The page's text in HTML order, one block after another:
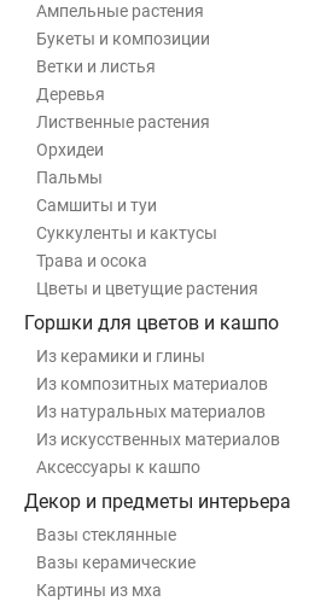
Ампельные растения
Букеты и композиции
Ветки и листья
Деревья
Лиственные растения
Орхидеи
Пальмы
Самшиты и туи
Суккуленты и кактусы
Трава и осока
Цветы и цветущие растения
Горшки для цветов и кашпо
Из керамики и глины
Из композитных материалов
Из натуральных материалов
Из искусственных материалов
Аксессуары к кашпо
Декор и предметы интерьера
Вазы стеклянные
Вазы керамические
Картины из мха